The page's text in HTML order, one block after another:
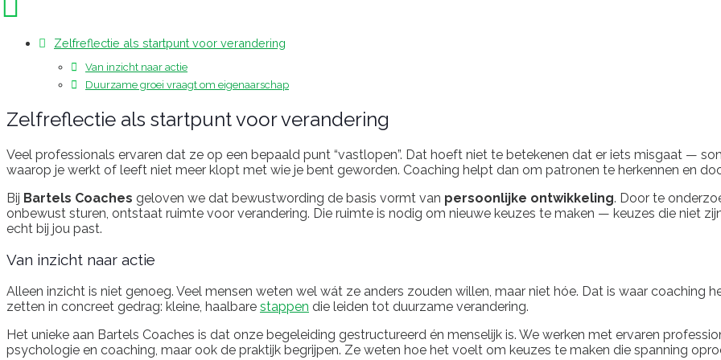
Zelfreflectie als startpunt voor verandering
Van inzicht naar actie
Duurzame groei vraagt om eigenaarschap
Zelfreflectie als startpunt voor verandering
Veel professionals ervaren dat ze op een bepaald punt “vastlopen”. Dat hoeft niet te betekenen dat er iets misgaat —
waarop je werkt of leeft niet meer klopt met wie je bent geworden. Coaching helpt dan om patronen te herkennen en
Bij Bartels Coaches geloven we dat bewustwording de basis vormt van persoonlijke ontwikkeling. Door te
onbewust sturen, ontstaat ruimte voor verandering. Die ruimte is nodig om nieuwe keuzes te maken — keuzes die niet
echt bij jou past.
Van inzicht naar actie
Alleen inzicht is niet genoeg. Veel mensen weten wel wát ze anders zouden willen, maar niet hóe. Dat is waar coaching
zetten in concreet gedrag: kleine, haalbare stappen die leiden tot duurzame verandering.
Het unieke aan Bartels Coaches is dat onze begeleiding gestructureerd én menselijk is. We werken met ervaren
psychologie en coaching, maar ook de praktijk begrijpen. Ze weten hoe het voelt om keuzes te maken die spanning